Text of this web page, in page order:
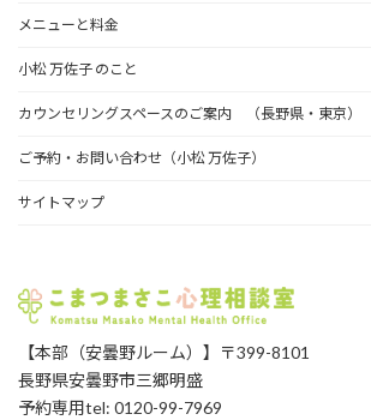
メニューと料金
小松 万佐子 のこと
カウンセリングスペースのご案内 （長野県・東京）
ご予約・お問い合わせ（小松 万佐子）
サイトマップ
【本部（安曇野ルーム）】〒399-8101
長野県安曇野市三郷明盛
予約専用tel: 0120-99-7969